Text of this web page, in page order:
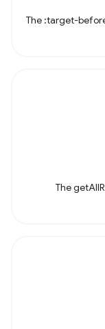
The :target-
The